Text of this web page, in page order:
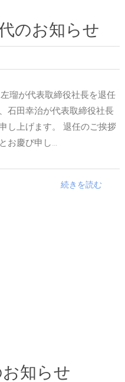
のお知らせ
瑠が代表取締役社長を退任
石田幸治が代表取締役社長
し上げます。 退任のご挨拶
お慶び申し…
続きを読む
知らせ